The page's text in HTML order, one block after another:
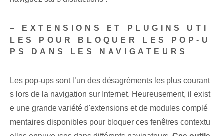
– EXTENSIONS ET PLUGINS UTI
LES POUR BLOQUER LES POP-U
PS DANS LES NAVIGATEURS
Les pop-ups sont l’un des désagréments les plus courant
s lors de la navigation sur Internet. Heureusement, il exist
e une grande variété d'extensions et de modules complé
mentaires disponibles pour bloquer ces fenêtres contextu